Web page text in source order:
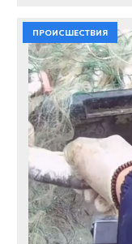
ПРОИСШЕСТВИЯ